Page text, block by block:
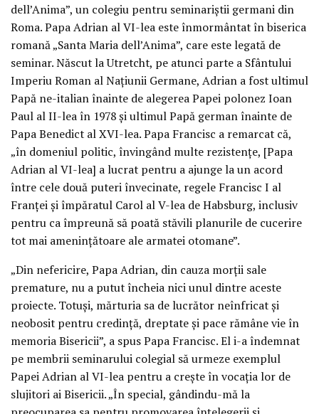
dell’Anima”, un colegiu pentru seminariștii germani din
Roma. Papa Adrian al VI-lea este înmormântat în biserica
romană „Santa Maria dell’Anima”, care este legată de
seminar. Născut la Utretcht, pe atunci parte a Sfântului
Imperiu Roman al Națiunii Germane, Adrian a fost ultimul
Papă ne-italian înainte de alegerea Papei polonez Ioan
Paul al II-lea în 1978 și ultimul Papă german înainte de
Papa Benedict al XVI-lea. Papa Francisc a remarcat că,
„în domeniul politic, învingând multe rezistențe, [Papa
Adrian al VI-lea] a lucrat pentru a ajunge la un acord
între cele două puteri învecinate, regele Francisc I al
Franței și împăratul Carol al V-lea de Habsburg, inclusiv
pentru ca împreună să poată stăvili planurile de cucerire
tot mai amenințătoare ale armatei otomane”.
„Din nefericire, Papa Adrian, din cauza morții sale
premature, nu a putut încheia nici unul dintre aceste
proiecte. Totuși, mărturia sa de lucrător neînfricat și
neobosit pentru credință, dreptate și pace rămâne vie în
memoria Bisericii”, a spus Papa Francisc. El i-a îndemnat
pe membrii seminarului colegial să urmeze exemplul
Papei Adrian al VI-lea pentru a crește în vocația lor de
slujitori ai Bisericii. „În special, gândindu-mă la